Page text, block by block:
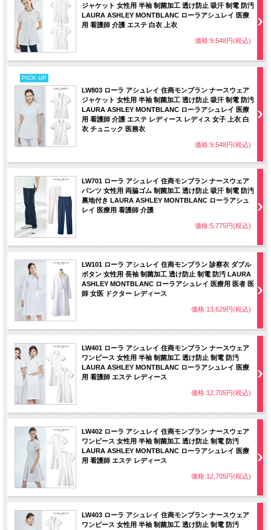
さりげない配色を施した襟元が上品な印象。
LAURA ASHLEYオリジナルのボタン。
左袖にブランドロゴ刺しゅう入り。
脚長効果のあるウエストベルトにさりげない配色使い。
ローラ アシュレイの優雅なプリント生地を使った、洗練のコレクション。女性ら
医療や介護の現場に、華やぎとやすらぎを添えてくれます。
優雅なプリントで知られる英国のライフスタイルブランド。その美しい華の彩を、
襟や胸もとにさりげなく咲かせました。
やわらかな色合いと可憐な愛らしさが、着る人の表情を鮮やかに引き立てます。
襟元に花柄をあしらってフェミニンに。
すっきり細身のシルエットも秀逸。
ジャケット 女性用 半袖 制菌加工 透け防止 吸汗 制電 防汚
LAURA ASHLEY MONTBLANC ローラアシュレイ 医療
用 看護師 介護 エステ 白衣 上衣
価格:9,548円(税込)
PICK UP
LW803 ローラ アシュレイ 住商モンブラン ナースウェア
ジャケット 女性用 半袖 制菌加工 透け防止 吸汗 制電 防汚
LAURA ASHLEY MONTBLANC ローラアシュレイ 医療
用 看護師 介護 エステ レディース レディス 女子 上衣 白
衣 チュニック 医務衣
価格:9,548円(税込)
LW701 ローラ アシュレイ 住商モンブラン ナースウェア
パンツ 女性用 両脇ゴム 制菌加工 透け防止 吸汗 制電 防汚
裏地付き LAURA ASHLEY MONTBLANC ローラアシュ
レイ 医療用 看護師 介護
価格:5,775円(税込)
LW101 ローラ アシュレイ 住商モンブラン 診察衣 ダブル
ボタン 女性用 長袖 制菌加工 透け防止 制電 防汚 LAURA
ASHLEY MONTBLANC ローラアシュレイ 医療用 医者 医
師 女医 ドクター レディース
価格:13,629円(税込)
LW401 ローラ アシュレイ 住商モンブラン ナースウェア
ワンピース 女性用 半袖 制菌加工 透け防止 制電 防汚
LAURA ASHLEY MONTBLANC ローラアシュレイ 医療
用 看護師 エステ レディース
価格:12,705円(税込)
LW402 ローラ アシュレイ 住商モンブラン ナースウェア
ワンピース 女性用 半袖 制菌加工 透け防止 制電 防汚
LAURA ASHLEY MONTBLANC ローラアシュレイ 医療
用 看護師 エステ レディース
価格:12,705円(税込)
LW403 ローラ アシュレイ 住商モンブラン ナースウェア
ワンピース 女性用 半袖 制菌加工 透け防止 制電 防汚